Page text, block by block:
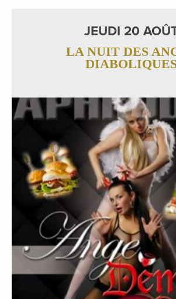
JEUDI 20
LA NUIT DES